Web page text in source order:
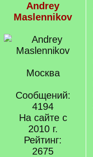
Andrey
Maslennikov
Москва
Сообщений:
4194
На сайте с
2010 г.
Рейтинг:
2675